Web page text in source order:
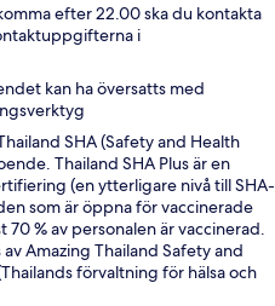
efter 22.00 ska du kontakta
i
kan ha översatts med
SHA (Safety and Health
Thailand SHA Plus är en
(en ytterligare nivå till SHA-
som är öppna för vaccinerade
70 % av personalen är vaccinerad.
Amazing Thailand Safety and
förvaltning för hälsa och